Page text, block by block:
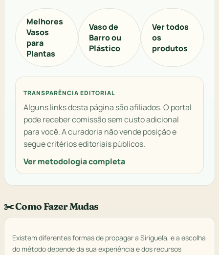
Melhores
Vasos
para
Plantas
Vaso de
Barro ou
Plástico
Ver todos
os
produtos
TRANSPARÊNCIA EDITORIAL
Alguns links desta página são afiliados. O portal
pode receber comissão sem custo adicional
para você. A curadoria não vende posição e
segue critérios editoriais públicos.
Ver metodologia completa
✂️ Como Fazer Mudas
Existem diferentes formas de propagar a Siriguela, e a escolha
do método depende da sua experiência e dos recursos